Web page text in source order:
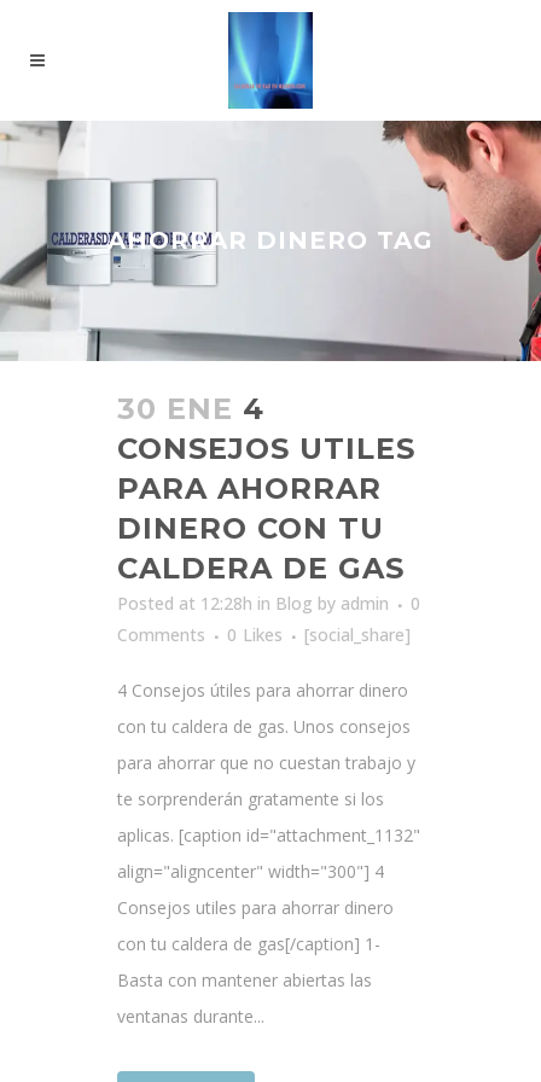
AHORRAR DINERO TAG
30 ENE 4
CONSEJOS UTILES
PARA AHORRAR
DINERO CON TU
CALDERA DE GAS
Posted at 12:28h in Blog by admin
0
Comments
0 Likes [social_share]
4 Consejos útiles para ahorrar dinero
con tu caldera de gas. Unos consejos
para ahorrar que no cuestan trabajo y
te sorprenderán gratamente si los
aplicas. [caption id="attachment_1132"
align="aligncenter" width="300"] 4
Consejos utiles para ahorrar dinero
con tu caldera de gas[/caption] 1-
Basta con mantener abiertas las
ventanas durante...